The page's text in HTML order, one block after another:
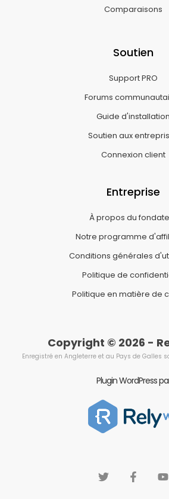
Comparaisons
Soutien
Support PRO
Forums
Guide d'installation
Soutien aux
Connexion client
Entreprise
À propos du
Notre programme
Conditions générales
Politique de
Politique en matière de
Copyright © 2026 -
Enregistré en Angleterre et au Pays de Galles
Plugin WordPress